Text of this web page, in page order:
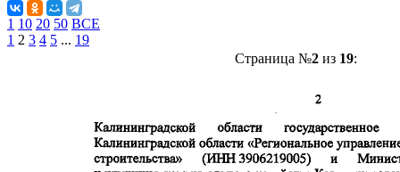
1 10 20 50 ВСЕ
1 2 3 4 5 ... 19
Страница №2из 19: